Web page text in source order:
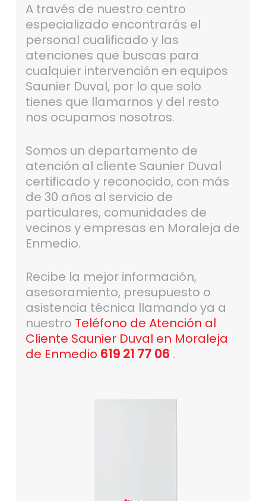
A través de nuestro centro
especializado encontrarás el
personal cualificado y las
atenciones que buscas para
cualquier intervención en equipos
Saunier Duval, por lo que solo
tienes que llamarnos y del resto
nos ocupamos nosotros.
Somos un departamento de
atención al cliente Saunier Duval
certificado y reconocido, con más
de 30 años al servicio de
particulares, comunidades de
vecinos y empresas en Moraleja de
Enmedio.
Recibe la mejor información,
asesoramiento, presupuesto o
asistencia técnica llamando ya a
nuestro Teléfono de Atención al
Cliente Saunier Duval en Moraleja
de Enmedio 619 21 77 06 .